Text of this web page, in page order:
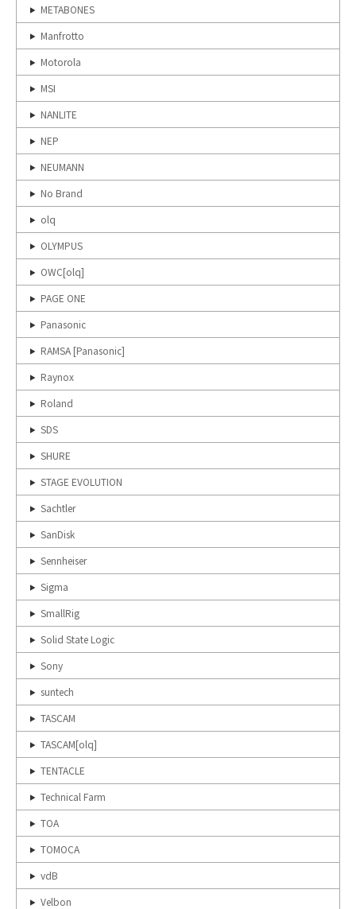
METABONES
Manfrotto
Motorola
MSI
NANLITE
NEP
NEUMANN
No Brand
olq
OLYMPUS
OWC[olq]
PAGE ONE
Panasonic
RAMSA [Panasonic]
Raynox
Roland
SDS
SHURE
STAGE EVOLUTION
Sachtler
SanDisk
Sennheiser
Sigma
SmallRig
Solid State Logic
Sony
suntech
TASCAM
TASCAM[olq]
TENTACLE
Technical Farm
TOA
TOMOCA
vdB
Velbon